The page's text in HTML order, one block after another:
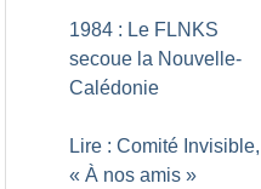
1984 : Le FLNKS
secoue la Nouvelle-
Calédonie
Lire : Comité Invisible,
« À nos amis »